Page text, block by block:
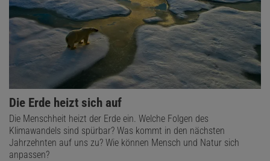
Die Erde heizt sich auf
Die Menschheit heizt der Erde ein. Welche Folgen des
Klimawandels sind spürbar? Was kommt in den nächsten
Jahrzehnten auf uns zu? Wie können Mensch und Natur sich
anpassen?